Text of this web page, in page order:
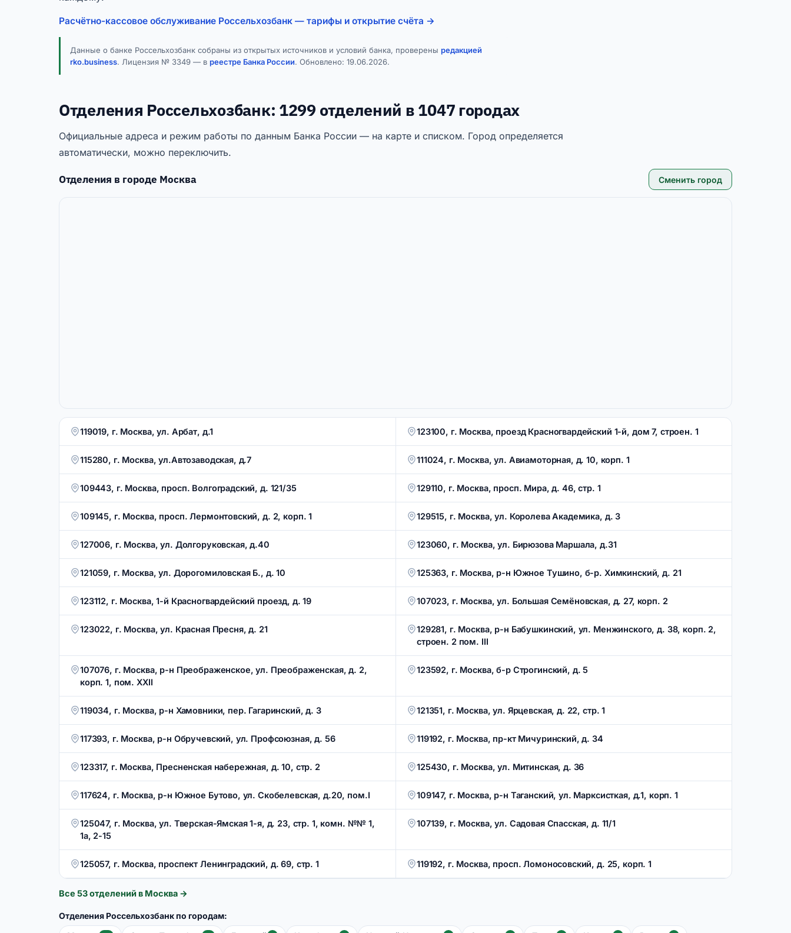
Расчётно-кассовое обслуживание Россельхозбанк — тарифы и открытие счёта →
Данные о банке Россельхозбанк собраны из открытых источников и условий банка, проверены редакцией
rko.business. Лицензия № 3349 — в реестре Банка России. Обновлено: 19.06.2026.
Отделения Россельхозбанк: 1299 отделений в 1047 городах
Официальные адреса и режим работы по данным Банка России — на карте и списком. Город определяется
автоматически, можно переключить.
Отделения в городе Москва Сменить город
119019, г. Москва, ул. Арбат, д.1 123100, г. Москва, проезд Красногвардейский 1-й, дом 7, строен. 1
115280, г. Москва, ул.Автозаводская, д.7 111024, г. Москва, ул. Авиамоторная, д. 10, корп. 1
109443, г. Москва, просп. Волгоградский, д. 121/35 129110, г. Москва, просп. Мира, д. 46, стр. 1
109145, г. Москва, просп. Лермонтовский, д. 2, корп. 1 129515, г. Москва, ул. Королева Академика, д. 3
127006, г. Москва, ул. Долгоруковская, д.40 123060, г. Москва, ул. Бирюзова Маршала, д.31
121059, г. Москва, ул. Дорогомиловская Б., д. 10 125363, г. Москва, р-н Южное Тушино, б-р. Химкинский, д. 21
123112, г. Москва, 1-й Красногвардейский проезд, д. 19 107023, г. Москва, ул. Большая Семёновская, д. 27, корп. 2
123022, г. Москва, ул. Красная Пресня, д. 21
129281, г. Москва, р-н Бабушкинский, ул. Менжинского, д. 38, корп. 2,
строен. 2 пом. III
107076, г. Москва, р-н Преображенское, ул. Преображенская, д. 2,
корп. 1, пом. XXII
123592, г. Москва, б-р Строгинский, д. 5
119034, г. Москва, р-н Хамовники, пер. Гагаринский, д. 3 121351, г. Москва, ул. Ярцевская, д. 22, стр. 1
117393, г. Москва, р-н Обручевский, ул. Профсоюзная, д. 56 119192, г. Москва, пр-кт Мичуринский, д. 34
123317, г. Москва, Пресненская набережная, д. 10, стр. 2 125430, г. Москва, ул. Митинская, д. 36
117624, г. Москва, р-н Южное Бутово, ул. Скобелевская, д.20, пом.I 109147, г. Москва, р-н Таганский, ул. Марксисткая, д.1, корп. 1
125047, г. Москва, ул. Тверская-Ямская 1-я, д. 23, стр. 1, комн. №№ 1,
1а, 2-15
107139, г. Москва, ул. Садовая Спасская, д. 11/1
125057, г. Москва, проспект Ленинградский, д. 69, стр. 1 119192, г. Москва, просп. Ломоносовский, д. 25, корп. 1
Все 53отделений в Москва →
Отделения Россельхозбанк по городам: